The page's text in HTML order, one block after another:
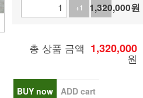
+1
-1
1,320,000원
총 상품 금액 1,320,000
원
BUY now ADD cart